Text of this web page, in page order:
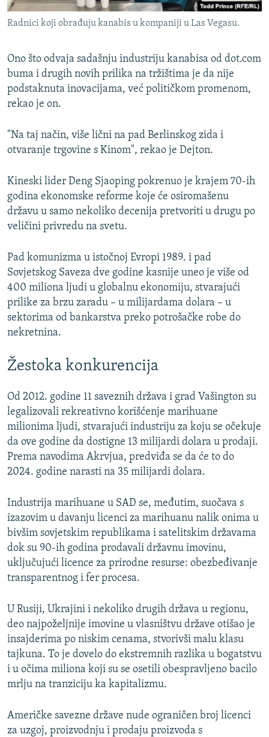
Radnici koji obrađuju kanabis u kompaniji u Las Vegasu.
Ono što odvaja sadašnju industriju kanabisa od dot.com
buma i drugih novih prilika na tržištima je da nije
podstaknuta inovacijama, već političkom promenom,
rekao je on.
"Na taj način, više lični na pad Berlinskog zida i
otvaranje trgovine s Kinom", rekao je Dejton.
Kineski lider Deng Sjaoping pokrenuo je krajem 70-ih
godina ekonomske reforme koje će osiromašenu
državu u samo nekoliko decenija pretvoriti u drugu po
veličini privredu na svetu.
Pad komunizma u istočnoj Evropi 1989. i pad
Sovjetskog Saveza dve godine kasnije uneo je više od
400 miliona ljudi u globalnu ekonomiju, stvarajući
prilike za brzu zaradu – u milijardama dolara – u
sektorima od bankarstva preko potrošačke robe do
nekretnina.
Žestoka konkurencija
Od 2012. godine 11 saveznih država i grad Vašington su
legalizovali rekreativno korišćenje marihuane
milionima ljudi, stvarajući industriju za koju se očekuje
da ove godine da dostigne 13 milijardi dolara u prodaji.
Prema navodima Akrvjua, predviđa se da će to do
2024. godine narasti na 35 milijardi dolara.
Industrija marihuane u SAD se, međutim, suočava s
izazovim u davanju licenci za marihuanu nalik onima u
bivšim sovjetskim republikama i satelitskim državama
dok su 90-ih godina prodavali državnu imovinu,
uključujući licence za prirodne resurse: obezbeđivanje
transparentnog i fer procesa.
U Rusiji, Ukrajini i nekoliko drugih država u regionu,
deo najpoželjnije imovine u vlasništvu države otišao je
insajderima po niskim cenama, stvorivši malu klasu
tajkuna. To je dovelo do ekstremnih razlika u bogatstvu
i u očima miliona koji su se osetili obespravljeno bacilo
mrlju na tranziciju ka kapitalizmu.
Američke savezne države nude ograničen broj licenci
za uzgoj, proizvodnju i prodaju proizvoda s